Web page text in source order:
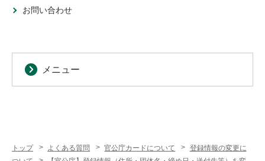
お問い合わせ
メニュー
トップ よくある質問 官公庁カードについて
登録情報の変更に